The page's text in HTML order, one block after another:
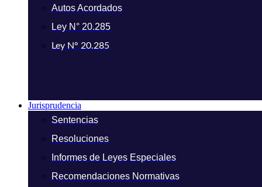
Autos Acordados
Ley N° 20.285
Ley N° 20.285
Jurisprudencia
Sentencias
Resoluciones
Informes de Leyes Especiales
Recomendaciones Normativas